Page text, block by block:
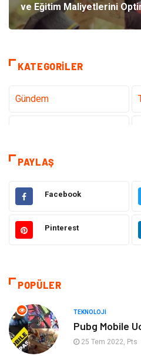
ve Eğitim Maliyetlerini
KATEGORILER
Gündem
Dekorasyon
Eğitim
Ulaşım ve Taşımacılık
Tekstil
Bilgisayar ve Yazılım
Alışveriş
PAYLAŞ
Facebook
Pinterest
POPÜLER
TEKNOLOJI
Pubg Mobile
25 Tem 2022, Pts